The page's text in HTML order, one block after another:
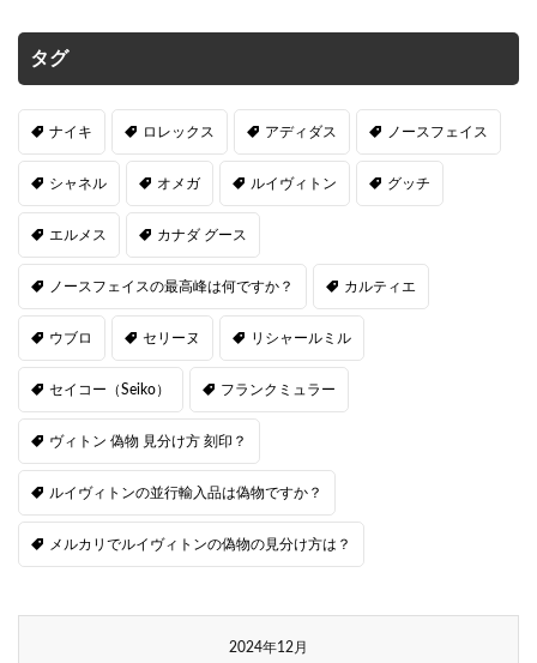
タグ
ナイキ ロレックス アディダス ノースフェイス
シャネル オメガ ルイヴィトン グッチ
エルメス カナダ グース
ノースフェイスの最高峰は何ですか？ カルティエ
ウブロ セリーヌ リシャールミル
セイコー（Seiko） フランクミュラー
ヴィトン 偽物 見分け方 刻印？
ルイヴィトンの並行輸入品は偽物ですか？
メルカリでルイヴィトンの偽物の見分け方は？
2024年12月